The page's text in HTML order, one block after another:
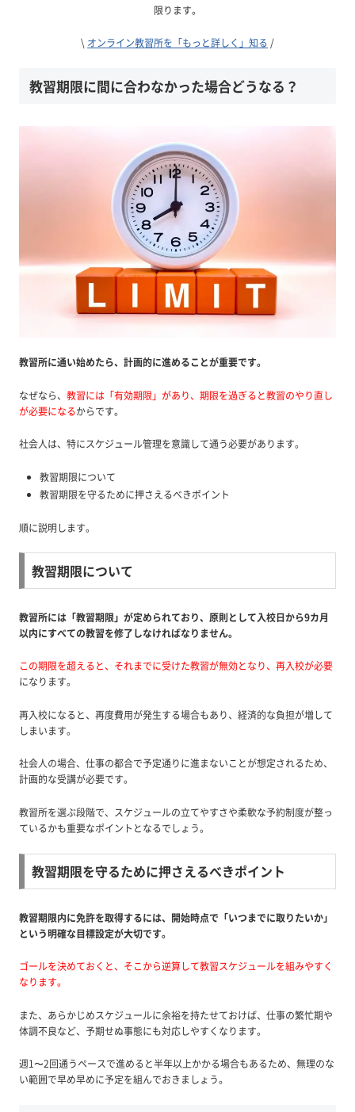
限ります。
\ オンライン教習所を「もっと詳しく」知る /
教習期限に間に合わなかった場合どうなる？
教習所に通い始めたら、計画的に進めることが重要です。
なぜなら、 教習には「有効期限」があり、期限を過ぎると教習のやり直し
が必要になるからです。
社会人は、特にスケジュール管理を意識して通う必要があります。
教習期限について
教習期限を守るために押さえるべきポイント
順に説明します。
教習期限について
教習所には「教習期限」が定められており、原則として入校日から9カ月
以内にすべての教習を修了しなければなりません。
この期限を超えると、それまでに受けた教習が無効となり、再入校が必要
になります。
再入校になると、再度費用が発生する場合もあり、経済的な負担が増して
しまいます。
社会人の場合、仕事の都合で予定通りに進まないことが想定されるため、
計画的な受講が必要です。
教習所を選ぶ段階で、スケジュールの立てやすさや柔軟な予約制度が整っ
ているかも重要なポイントとなるでしょう。
教習期限を守るために押さえるべきポイント
教習期限内に免許を取得するには、開始時点で「いつまでに取りたいか」
という明確な目標設定が大切です。
ゴールを決めておくと、そこから逆算して教習スケジュールを組みやすく
なります。
また、あらかじめスケジュールに余裕を持たせておけば、仕事の繁忙期や
体調不良など、予期せぬ事態にも対応しやすくなります。
週1〜2回通うペースで進めると半年以上かかる場合もあるため、無理のな
い範囲で早め早めに予定を組んでおきましょう。